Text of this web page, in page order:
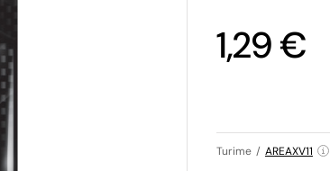
1,29 €
Turime / AREAXV11